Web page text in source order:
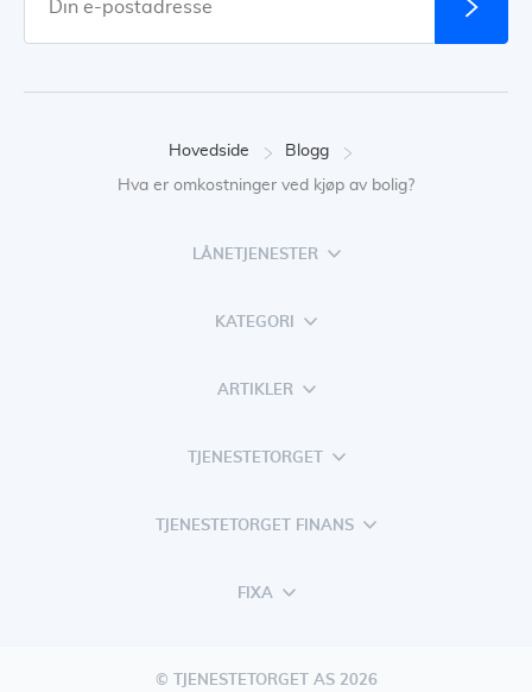
Hovedside Blogg
Hva er omkostninger ved kjøp av bolig?
LÅNETJENESTER
KATEGORI
ARTIKLER
TJENESTETORGET
TJENESTETORGET FINANS
FIXA
© TJENESTETORGET AS 2026